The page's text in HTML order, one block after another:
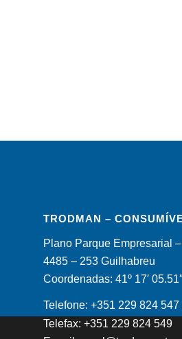
TRODMAN –
Plano Parque Empresarial
4485 – 253 Guilhabreu
Coordenadas: 41º 17′
Telefone: +351 229 824 547
Telefax: +351 229 824 549